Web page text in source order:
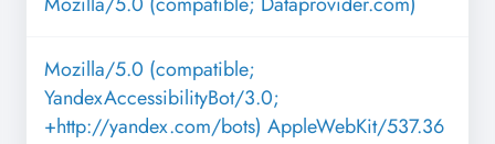
Mozilla/5.0 (compatible;
YandexAccessibilityBot/3.0;
+http://yandex.com/bots) AppleWebKit/537.36